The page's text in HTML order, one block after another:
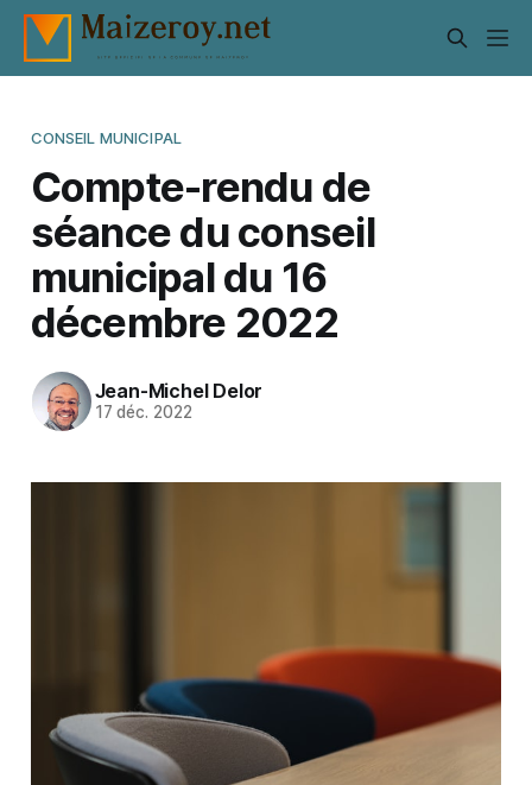
CONSEIL MUNICIPAL
Compte-rendu de
séance du conseil
municipal du 16
décembre 2022
Jean-Michel Delor
17 déc. 2022